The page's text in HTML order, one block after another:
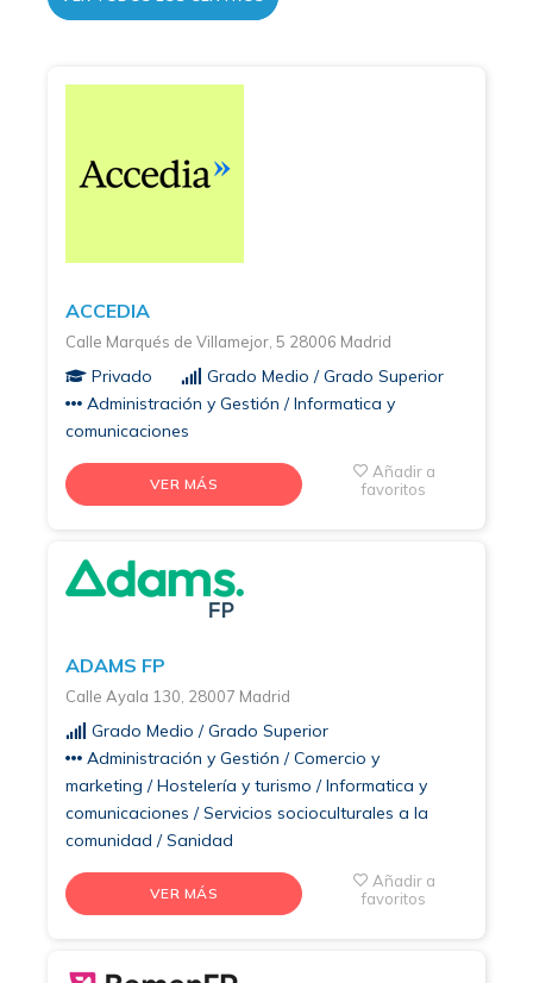
ACCEDIA
Calle Marqués de Villamejor, 5 28006 Madrid
Privado
Grado Medio / Grado Superior
Administración y Gestión / Informatica y
comunicaciones
VER MÁS
Añadir a
favoritos
ADAMS FP
Calle Ayala 130, 28007 Madrid
Grado Medio / Grado Superior
Administración y Gestión / Comercio y
marketing / Hostelería y turismo / Informatica y
comunicaciones / Servicios socioculturales a la
comunidad / Sanidad
VER MÁS
Añadir a
favoritos